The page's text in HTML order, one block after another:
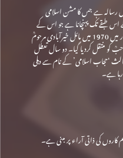
رسالہ ہے جس کا مشن اسلامی
اس طبقے تک پہنچانا ہے جو اس کے
نصف کی نمائندہ ہے۔ حجاب کی داغ بیل رام پور میں 1970 میں مائل خیرآبادی مرحومؒ
ابن فرید صاحبؒ کو منتقل کردیا گیا۔ دو سال تعطل
سے اس کا نقشِ ثالث ‘حجاب اسلامی’ کے نام سے دہلی
ہے۔
کی ذاتی آراء پر مبنی ہے۔